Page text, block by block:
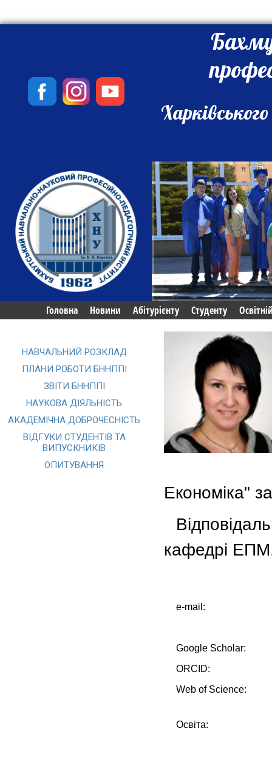
Головна Новини Абітурієнту Студенту
Економіка"
кафедрі
e-mail:
Google Scholar:
ORCID:
Web of Science:
Освіта:
НАВЧАЛЬНИЙ РОЗКЛАД
ПЛАНИ РОБОТИ БННППІ
ЗВІТИ БННППІ
НАУКОВА ДІЯЛЬНІСТЬ
АКАДЕМІЧНА ДОБРОЧЕСНІСТЬ
ВІДГУКИ СТУДЕНТІВ ТА
ВИПУСКНИКІВ
ОПИТУВАННЯ